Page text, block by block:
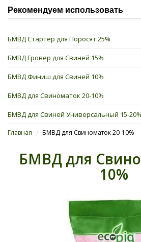
Рекомендуем использовать
БМВД Стартер для Поросят 25%
БМВД Гровер для Свиней 15%
БМВД Финиш для Свиней 10%
БМВД для Свиноматок 20-10%
БМВД для Свиней Универсальный 15-20%
Главная / БМВД для Свиноматок 20-10%
БМВД для
10%